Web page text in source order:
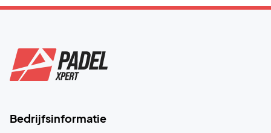
Bedrijfsinformatie